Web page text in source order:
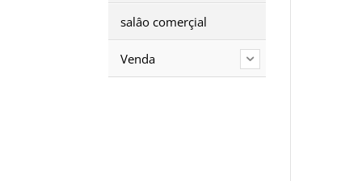
salâo comerçial
Venda